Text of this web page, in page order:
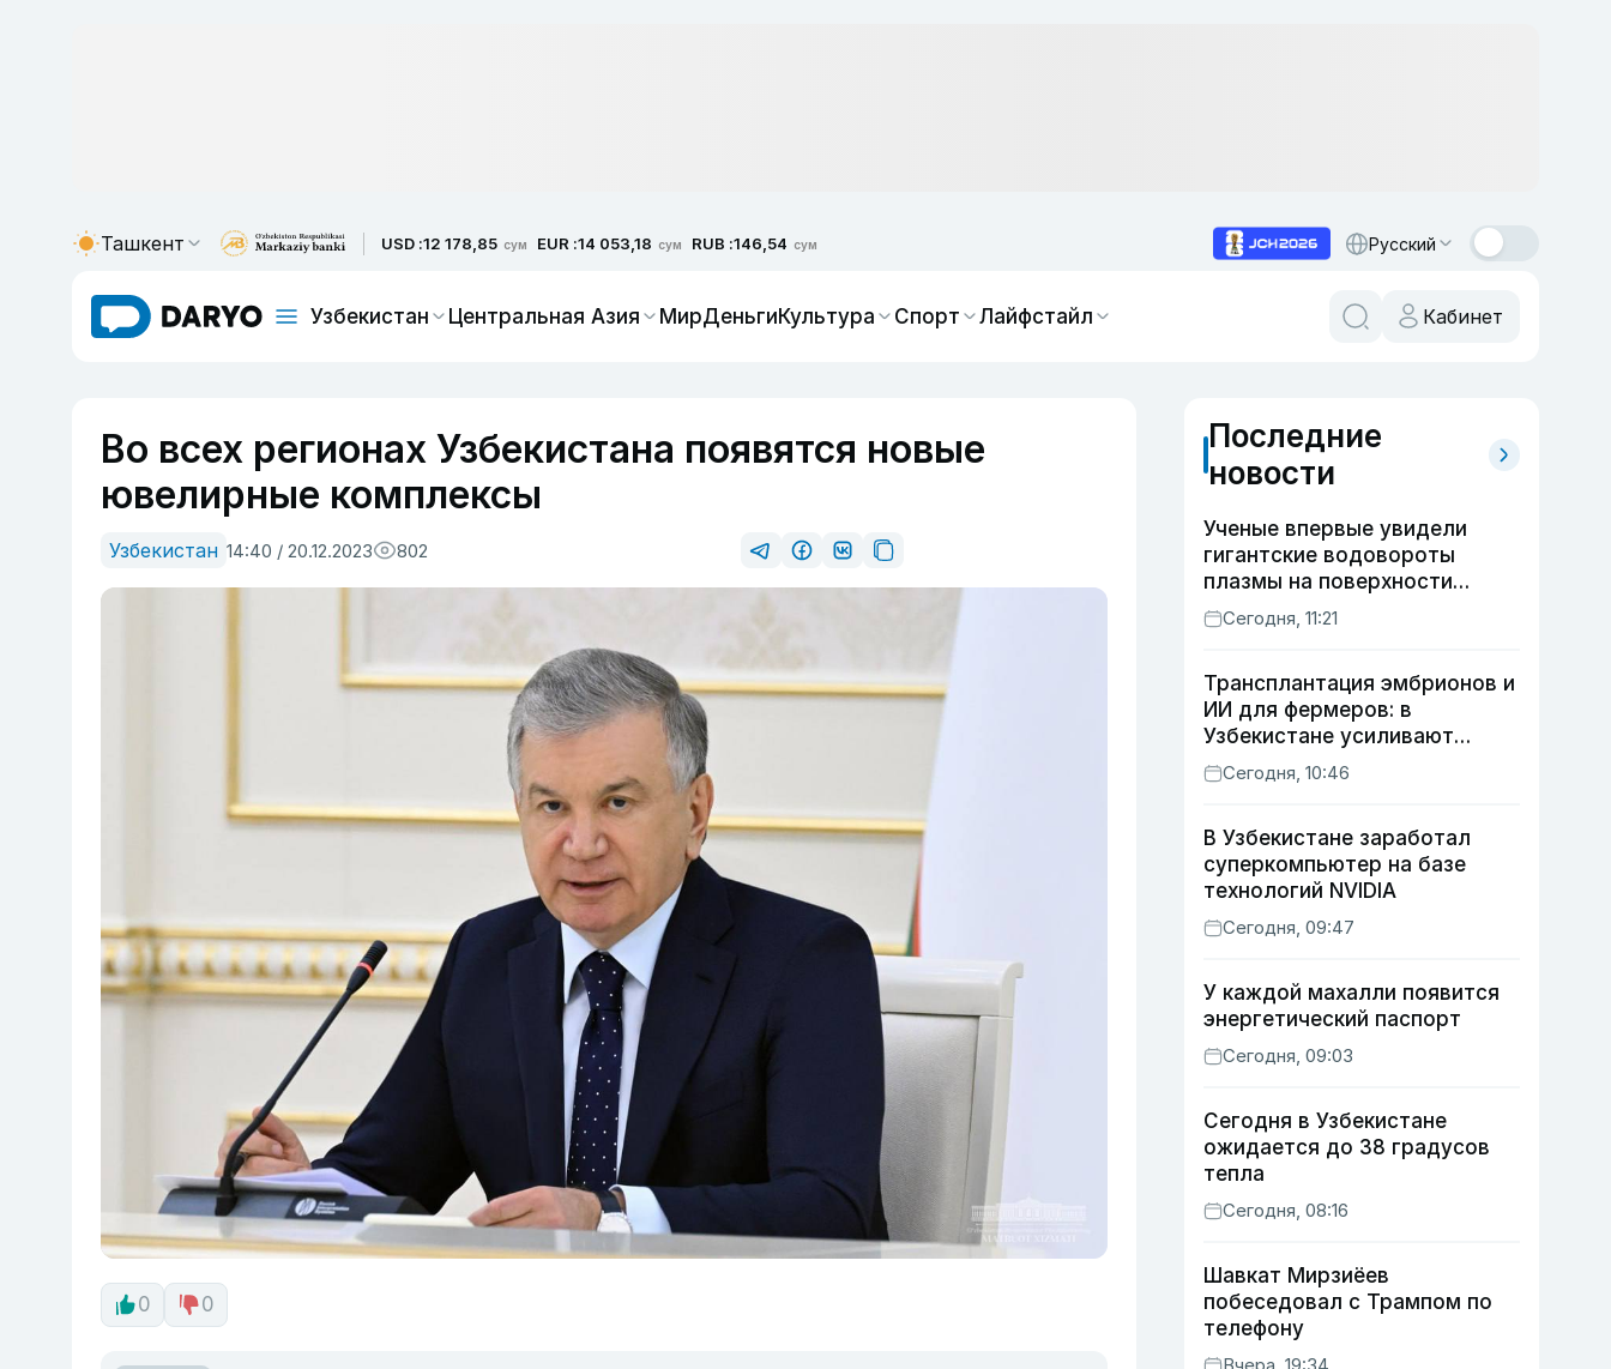
Ташкент USD :12 178,85 сум EUR :14 053,18 сум RUB :146,54 сум Русский
Узбекистан Центральная Азия МирДеньгиКультура Спорт Лайфстайл Кабинет
Во всех регионах Узбекистана появятся новые
ювелирные комплексы
Узбекистан 14:40 / 20.12.2023 802
0 0
Последние
новости
Ученые впервые увидели
гигантские водовороты
плазмы на поверхности
Солнца
Сегодня, 11:21
Трансплантация эмбрионов и
ИИ для фермеров: в
Узбекистане усиливают
развитие животноводства
Сегодня, 10:46
В Узбекистане заработал
суперкомпьютер на базе
технологий NVIDIA
Сегодня, 09:47
У каждой махалли появится
энергетический паспорт
Сегодня, 09:03
Сегодня в Узбекистане
ожидается до 38 градусов
тепла
Сегодня, 08:16
Шавкат Мирзиёев
побеседовал с Трампом по
телефону